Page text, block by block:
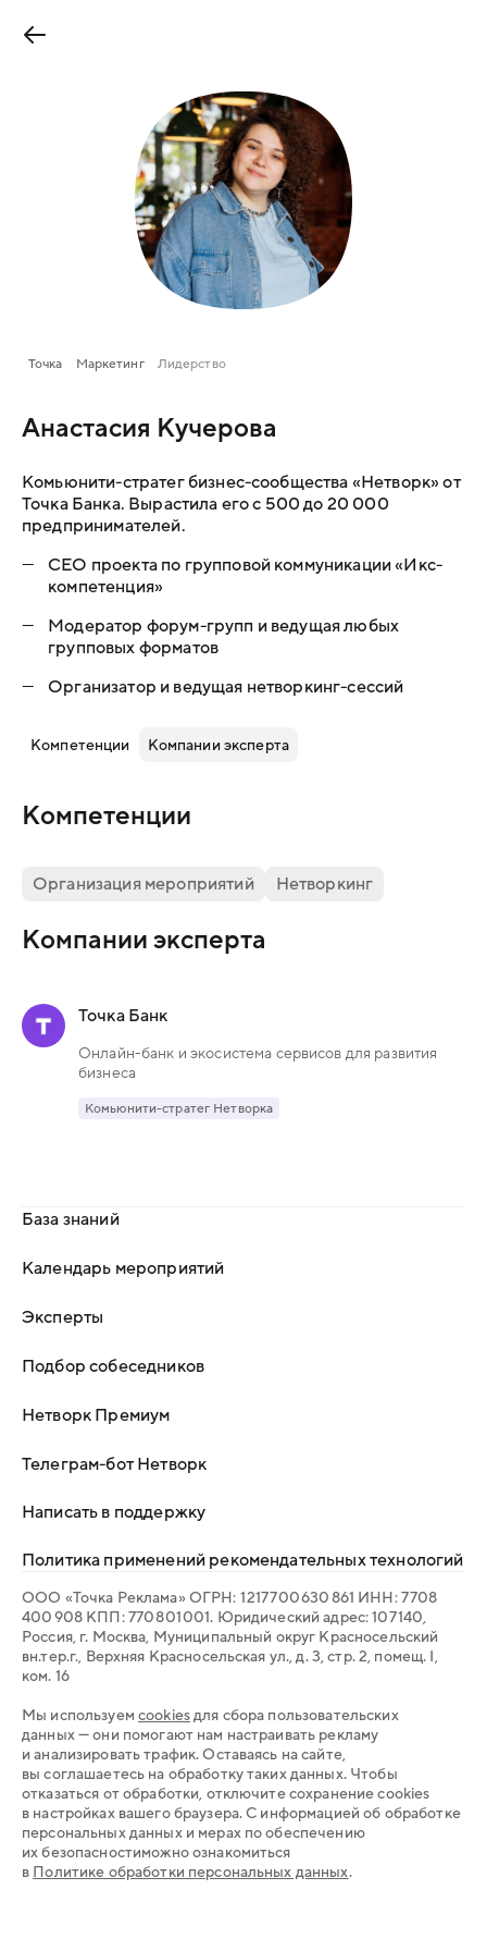
Точка Маркетинг Лидерство
Анастасия Кучерова
Комьюнити-стратег бизнес-сообщества «Нетворк» от
Точка Банка. Вырастила его с 500 до 20 000
предпринимателей.
—
CEO проекта по групповой коммуникации «Икс-
компетенция»
—
Модератор форум-групп и ведущая любых
групповых форматов
— Организатор и ведущая нетворкинг-сессий
Компетенции Компании эксперта
Компетенции
Организация мероприятий Нетворкинг
Компании эксперта
Точка Банк
Онлайн-банк и экосистема сервисов для развития
бизнеса
Комьюнити-стратег Нетворка
База знаний
Календарь мероприятий
Эксперты
Подбор собеседников
Нетворк Премиум
Телеграм-бот Нетворк
Написать в поддержку
Политика применений рекомендательных технологий
ООО «Точка Реклама» ОГРН: 1 217 700 630 861 ИНН: 7 708
400 908 КПП: 770 801 001. Юридический адрес: 107 140,
Россия, г. Москва, Муниципальный округ Красносельский
вн.тер.г., Верхняя Красносельская ул., д. 3, стр. 2, помещ. I,
ком. 16
Мы используем cookiesдля сбора пользовательских
данных — они помогают нам настраивать рекламу
и анализировать трафик. Оставаясь на сайте,
вы соглашаетесь на обработку таких данных. Чтобы
отказаться от обработки, отключите сохранение cookies
в настройках вашего браузера. С информацией об обработке
персональных данных и мерах по обеспечению
их безопасностиможно ознакомиться
в Политике обработки персональных данных.